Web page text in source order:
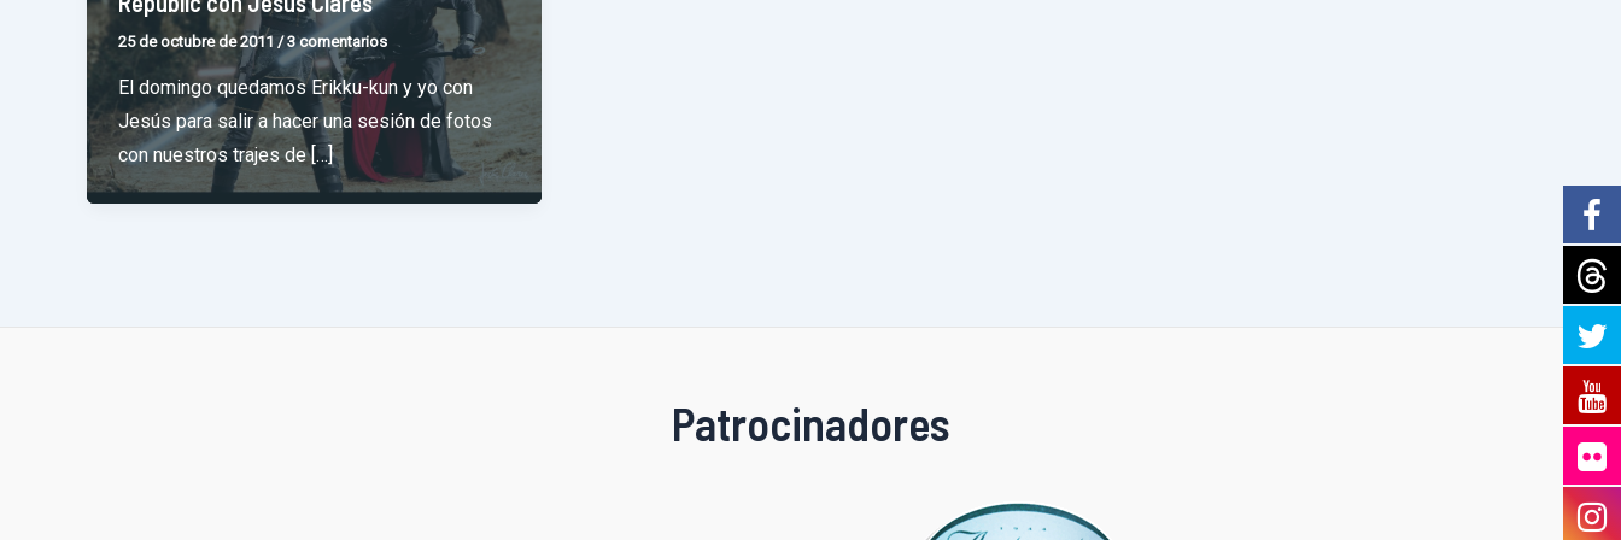
25 de octubre de 2011 /3 comentarios
El domingo quedamos Erikku-kun y yo con
Jesús para salir a hacer una sesión de fotos
con nuestros trajes de […]
Patrocinadores